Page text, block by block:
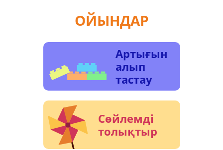
ОЙЫНДАР
Артығын
алып
тастау
Сөйлемді
толықтыр